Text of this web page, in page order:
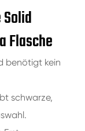
Flasche
benötigt kein
schwarze,